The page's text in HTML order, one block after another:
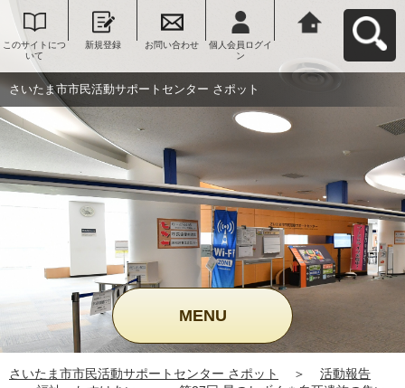
このサイトにつ
いて
新規登録 お問い合わせ
個人会員ログイ
ン
ンター さポット
へ戻る
さいたま市市民活動サポートセンター さポット
MENU
さいたま市市民活動サポートセンター さポット ＞
活動報告